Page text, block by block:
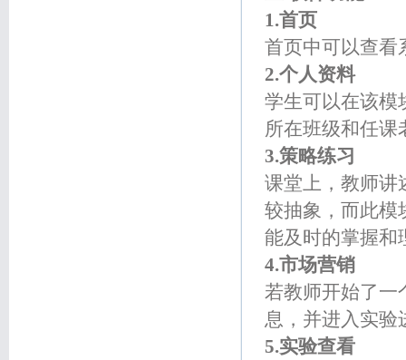
1.首页
首页中可以查看
2.个人资料
学生可以在该模
所在班级和任课
3.策略练习
课堂上，教师讲
较抽象，而此模
能及时的掌握和
4.市场营销
若教师开始了一
息，并进入实验
5.实验查看